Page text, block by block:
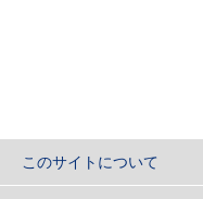
このサイトについて